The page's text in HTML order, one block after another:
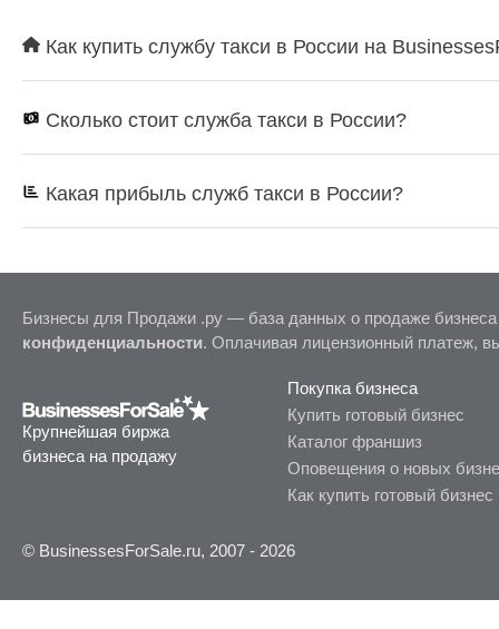
Если телефон не
Как купить службу такси в России на
Сколько стоит служба такси в России?
Какая прибыль служб такси в России?
Бизнесы для Продажи .ру — база данных о продаже
конфиденциальности. Оплачивая лицензионный платеж,
Крупнейшая биржа
бизнеса на продажу
Покупка бизнеса
Купить готовый бизнес
Каталог франшиз
Оповещения о новых
Как купить готовый бизнес
© BusinessesForSale.ru, 2007 - 2026